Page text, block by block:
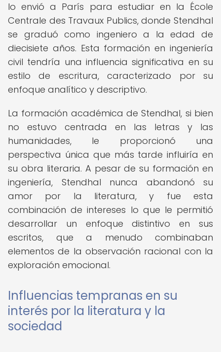
lo envió a París para estudiar en la École
Centrale des Travaux Publics, donde Stendhal
se graduó como ingeniero a la edad de
diecisiete años. Esta formación en ingeniería
civil tendría una influencia significativa en su
estilo de escritura, caracterizado por su
enfoque analítico y descriptivo.
La formación académica de Stendhal, si bien
no estuvo centrada en las letras y las
humanidades, le proporcionó una
perspectiva única que más tarde influiría en
su obra literaria. A pesar de su formación en
ingeniería, Stendhal nunca abandonó su
amor por la literatura, y fue esta
combinación de intereses lo que le permitió
desarrollar un enfoque distintivo en sus
escritos, que a menudo combinaban
elementos de la observación racional con la
exploración emocional.
Influencias tempranas en su
interés por la literatura y la
sociedad